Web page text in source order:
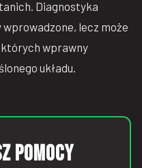
Diagnostyka
wprowadzone, lecz może
wprawny
układu.
pomocy